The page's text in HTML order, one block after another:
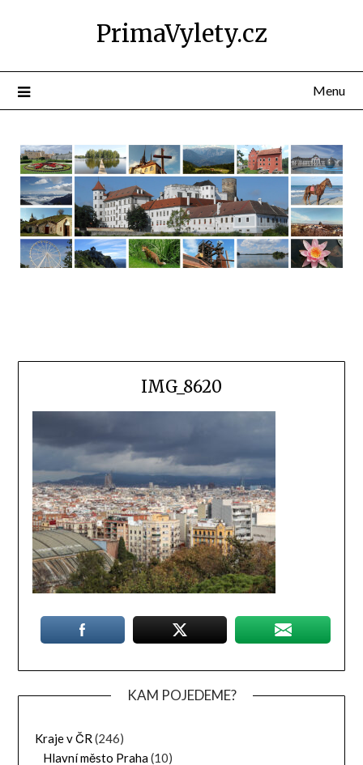
PrimaVylety.cz
Menu
IMG_8620
KAM POJEDEME?
Kraje v ČR (246)
Hlavní město Praha(10)